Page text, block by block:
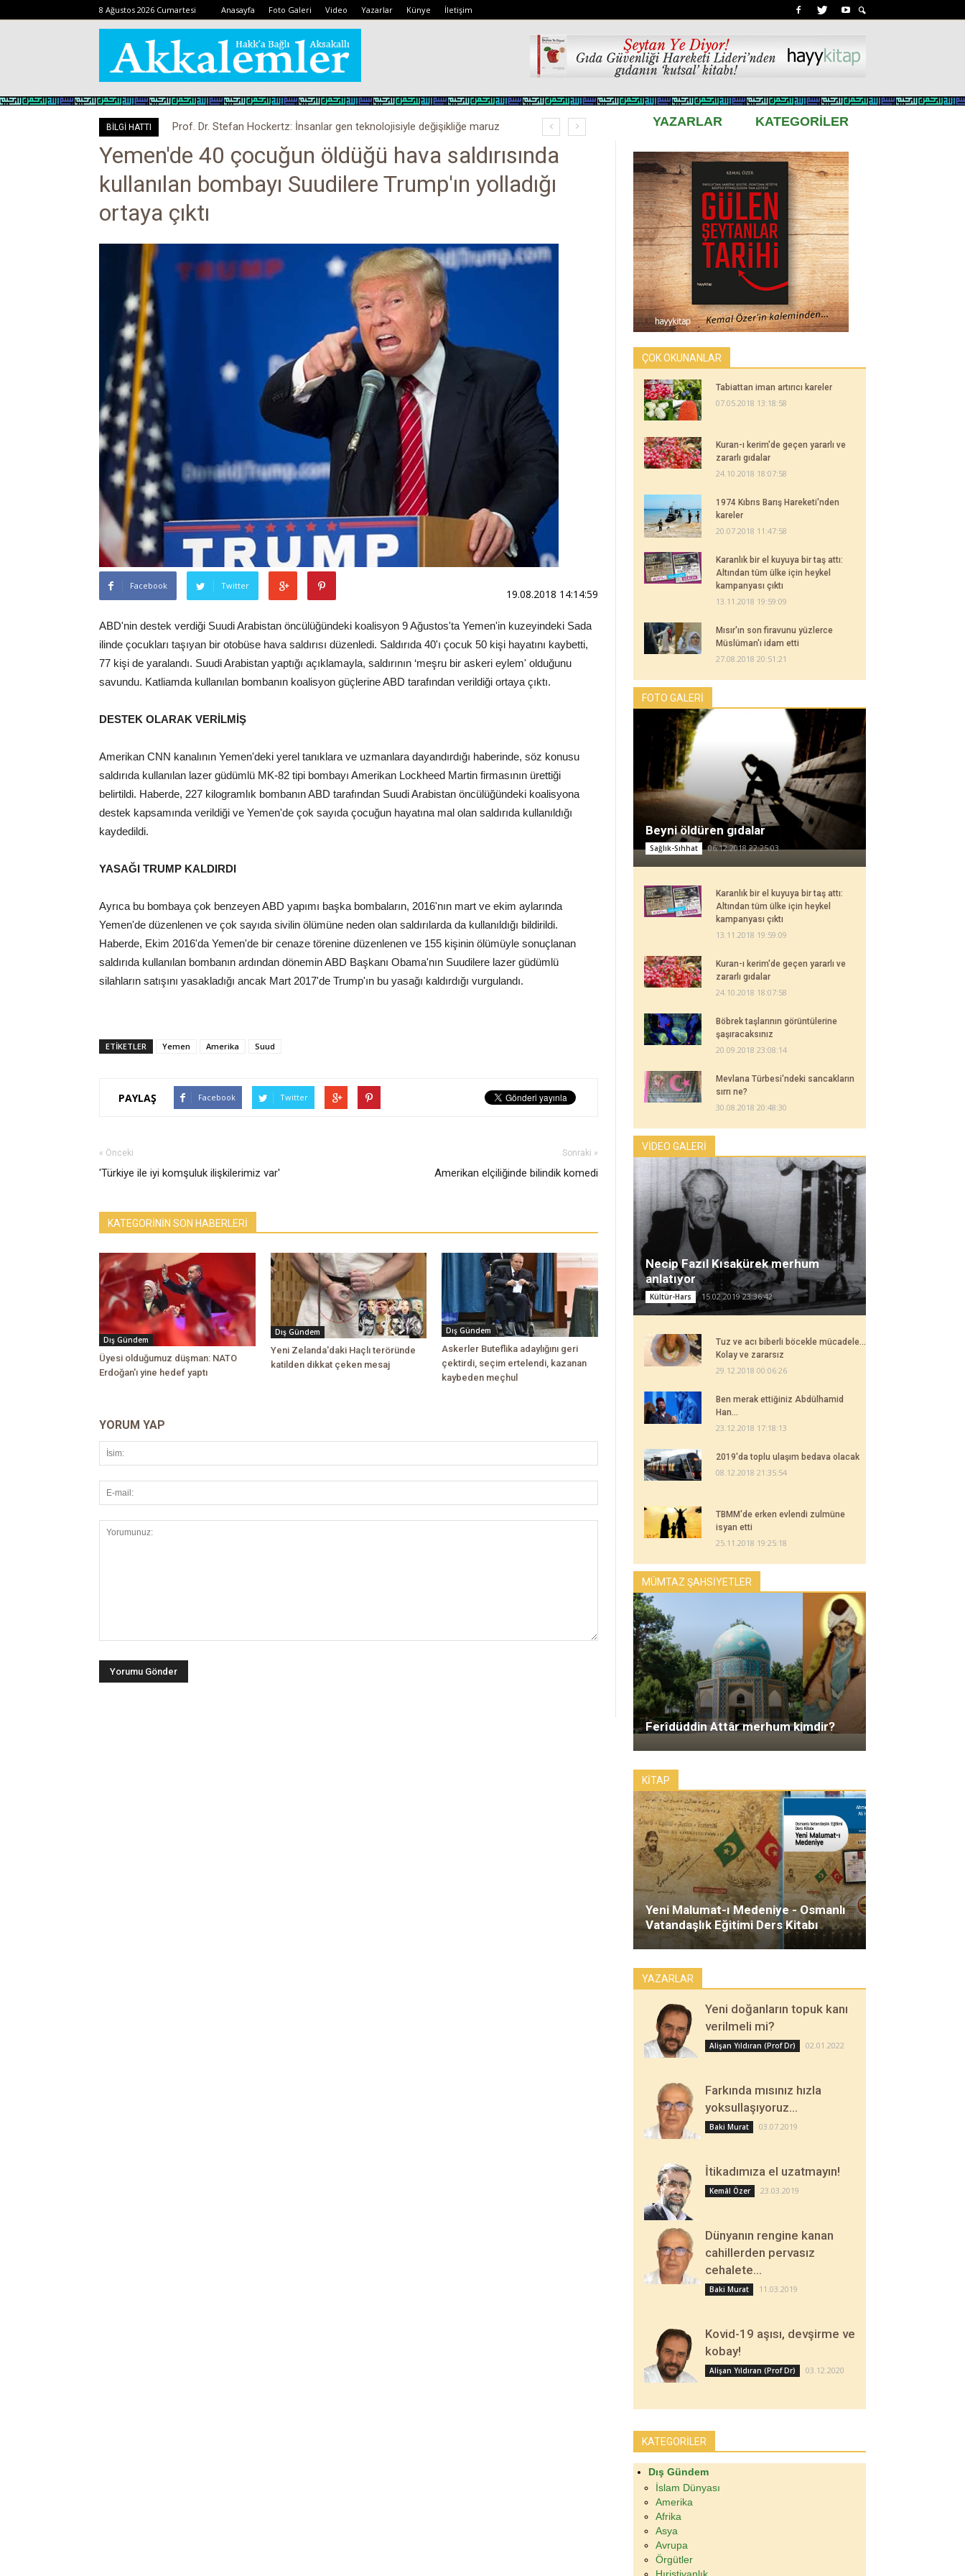
8 Ağustos 2026 Cumartesi Anasayfa Foto Galeri Video Yazarlar Künye İletişim
BİLGİ HATTI
Prof. Dr. Stefan Hockertz: İnsanlar gen teknolojisiyle değişikliğe maruz
kalabilir
YAZARLAR KATEGORİLER
Yemen'de 40 çocuğun öldüğü hava saldırısında
kullanılan bombayı Suudilere Trump'ın yolladığı
ortaya çıktı
Facebook Twitter
19.08.2018 14:14:59
ABD'nin destek verdiği Suudi Arabistan öncülüğündeki koalisyon 9 Ağustos'ta Yemen'in kuzeyindeki Sada
ilinde çocukları taşıyan bir otobüse hava saldırısı düzenledi. Saldırıda 40'ı çocuk 50 kişi hayatını kaybetti,
77 kişi de yaralandı. Suudi Arabistan yaptığı açıklamayla, saldırının ‘meşru bir askeri eylem' olduğunu
savundu. Katliamda kullanılan bombanın koalisyon güçlerine ABD tarafından verildiği ortaya çıktı.
DESTEK OLARAK VERİLMİŞ
Amerikan CNN kanalının Yemen'deki yerel tanıklara ve uzmanlara dayandırdığı haberinde, söz konusu
saldırıda kullanılan lazer güdümlü MK-82 tipi bombayı Amerikan Lockheed Martin firmasının ürettiği
belirtildi. Haberde, 227 kilogramlık bombanın ABD tarafından Suudi Arabistan öncülüğündeki koalisyona
destek kapsamında verildiği ve Yemen'de çok sayıda çocuğun hayatına mal olan saldırıda kullanıldığı
kaydedildi.
YASAĞI TRUMP KALDIRDI
Ayrıca bu bombaya çok benzeyen ABD yapımı başka bombaların, 2016'nın mart ve ekim aylarında
Yemen'de düzenlenen ve çok sayıda sivilin ölümüne neden olan saldırılarda da kullanıldığı bildirildi.
Haberde, Ekim 2016'da Yemen'de bir cenaze törenine düzenlenen ve 155 kişinin ölümüyle sonuçlanan
saldırıda kullanılan bombanın ardından dönemin ABD Başkanı Obama'nın Suudilere lazer güdümlü
silahların satışını yasakladığı ancak Mart 2017'de Trump'ın bu yasağı kaldırdığı vurgulandı.
ETİKETLER Yemen Amerika Suud
PAYLAŞ Facebook Twitter
« Önceki
'Türkiye ile iyi komşuluk ilişkilerimiz var'
Sonraki »
Amerikan elçiliğinde bilindik komedi
KATEGORİNİN SON HABERLERİ
Dış Gündem
Üyesi olduğumuz düşman: NATO
Erdoğan'ı yine hedef yaptı
Dış Gündem
Yeni Zelanda'daki Haçlı teröründe
katilden dikkat çeken mesaj
Dış Gündem
Askerler Buteflika adaylığını geri
çektirdi, seçim ertelendi, kazanan
kaybeden meçhul
YORUM YAP
ÇOK OKUNANLAR
Tabiattan iman artırıcı kareler
07.05.2018 13:18:58
Kuran-ı kerim'de geçen yararlı ve
zararlı gıdalar
24.10.2018 18:07:58
1974 Kıbrıs Barış Hareketi'nden
kareler
20.07.2018 11:47:58
Karanlık bir el kuyuya bir taş attı:
Altından tüm ülke için heykel
kampanyası çıktı
13.11.2018 19:59:09
Mısır'ın son firavunu yüzlerce
Müslüman'ı idam etti
27.08.2018 20:51:21
FOTO GALERİ
Beyni öldüren gıdalar
Sağlık-Sıhhat 06.12.2018 22:25:03
Karanlık bir el kuyuya bir taş attı:
Altından tüm ülke için heykel
kampanyası çıktı
13.11.2018 19:59:09
Kuran-ı kerim'de geçen yararlı ve
zararlı gıdalar
24.10.2018 18:07:58
Böbrek taşlarının görüntülerine
şaşıracaksınız
20.09.2018 23:08:14
Mevlana Türbesi'ndeki sancakların
sırrı ne?
30.08.2018 20:48:30
VİDEO GALERİ
Necip Fazıl Kısakürek merhum
anlatıyor
Kültür-Hars 15.02.2019 23:36:42
Tuz ve acı biberli böcekle mücadele...
Kolay ve zararsız
29.12.2018 00:06:26
Ben merak ettiğiniz Abdülhamid
Han...
23.12.2018 17:18:13
2019'da toplu ulaşım bedava olacak
08.12.2018 21:35:54
TBMM'de erken evlendi zulmüne
isyan etti
25.11.2018 19:25:18
MÜMTAZ ŞAHSİYETLER
Ferîdüddin Attâr merhum kimdir?
KİTAP
Yeni Malumat-ı Medeniye - Osmanlı
Vatandaşlık Eğitimi Ders Kitabı
YAZARLAR
Yeni doğanların topuk kanı
verilmeli mi?
Alişan Yıldıran (Prof Dr) 02.01.2022
Farkında mısınız hızla
yoksullaşıyoruz…
Baki Murat 03.07.2019
İtikadımıza el uzatmayın!
Kemâl Özer 23.03.2019
Dünyanın rengine kanan
cahillerden pervasız
cehalete…
Baki Murat 11.03.2019
Kovid-19 aşısı, devşirme ve
kobay!
Alişan Yıldıran (Prof Dr) 03.12.2020
KATEGORİLER
Dış Gündem
İslam Dünyası
Amerika
Afrika
Asya
Avrupa
Örgütler